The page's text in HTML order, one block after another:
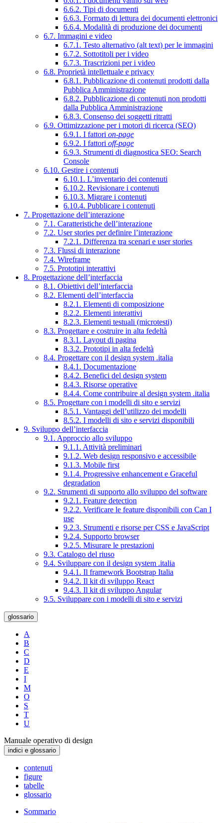
6.6.2. Tipi di documenti
6.6.3. Formato di lettura dei documenti elettronici
6.6.4. Modalità di produzione dei documenti
6.7. Immagini e video
6.7.1. Testo alternativo (alt text) per le immagini
6.7.2. Sottotitoli per i video
6.7.3. Trascrizioni per i video
6.8. Proprietà intellettuale e privacy
6.8.1. Pubblicazione di contenuti prodotti dalla
Pubblica Amministrazione
6.8.2. Pubblicazione di contenuti non prodotti
dalla Pubblica Amministrazione
6.8.3. Consenso dei soggetti ritratti
6.9. Ottimizzazione per i motori di ricerca (SEO)
6.9.1. I fattori on-page
6.9.2. I fattori off-page
6.9.3. Strumenti di diagnostica SEO: Search
Console
6.10. Gestire i contenuti
6.10.1. L’inventario dei contenuti
6.10.2. Revisionare i contenuti
6.10.3. Migrare i contenuti
6.10.4. Pubblicare i contenuti
7. Progettazione dell’interazione
7.1. Caratteristiche dell’interazione
7.2. User stories per definire l’interazione
7.2.1. Differenza tra scenari e user stories
7.3. Flussi di interazione
7.4. Wireframe
7.5. Prototipi interattivi
8. Progettazione dell’interfaccia
8.1. Obiettivi dell’interfaccia
8.2. Elementi dell’interfaccia
8.2.1. Elementi di composizione
8.2.2. Elementi interattivi
8.2.3. Elementi testuali (microtesti)
8.3. Progettare e costruire in alta fedeltà
8.3.1. Layout di pagina
8.3.2. Prototipi in alta fedeltà
8.4. Progettare con il design system .italia
8.4.1. Documentazione
8.4.2. Benefici del design system
8.4.3. Risorse operative
8.4.4. Come contribuire al design system .italia
8.5. Progettare con i modelli di sito e servizi
8.5.1. Vantaggi dell’utilizzo dei modelli
8.5.2. I modelli di sito e servizi disponibili
9. Sviluppo dell’interfaccia
9.1. Approccio allo sviluppo
9.1.1. Attività preliminari
9.1.2. Web design responsivo e accessibile
9.1.3. Mobile first
9.1.4. Progressive enhancement e Graceful
degradation
9.2. Strumenti di supporto allo sviluppo del software
9.2.1. Feature detection
9.2.2. Verificare le feature disponibili con Can I
use
9.2.3. Strumenti e risorse per CSS e JavaScript
9.2.4. Supporto browser
9.2.5. Misurare le prestazioni
9.3. Catalogo del riuso
9.4. Sviluppare con il design system .italia
9.4.1. Il framework Bootstrap Italia
9.4.2. Il kit di sviluppo React
9.4.3. Il kit di sviluppo Angular
9.5. Sviluppare con i modelli di sito e servizi
glossario
A
B
C
D
E
I
M
O
S
T
U
Manuale operativo di design
indici e glossario
contenuti
figure
tabelle
glossario
Sommario